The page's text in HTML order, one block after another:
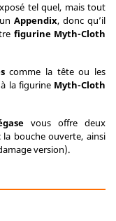
tel quel, mais tout
Appendix, donc qu’il
figurine Myth-Cloth
comme la tête ou les
la figurine Myth-Cloth
vous offre deux
la bouche ouverte, ainsi
version).